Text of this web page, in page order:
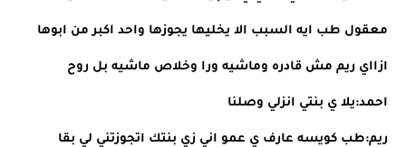
ازااي ريم مش قادره وماشيه ورا وخلاص ماشيه بل روح
احمد:يلا ي بنتي انزلي وصلنا
ريم:طب كويسه عارف ي عمو اني زي بنتك اتجوزتني لي بقا